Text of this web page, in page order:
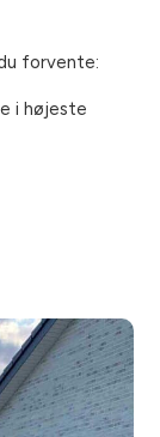
forvente:
i højeste